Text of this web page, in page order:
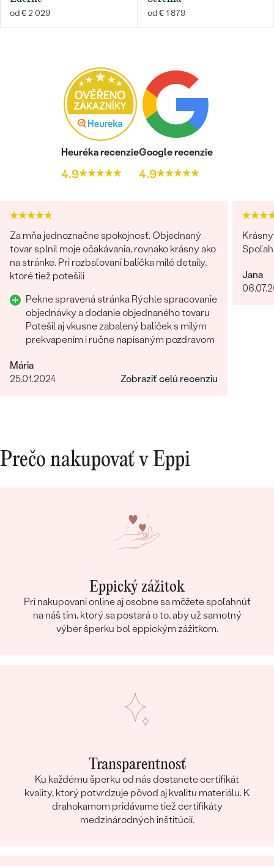
od € 2 029 od € 1 879
Heuréka recenzie
4.9
Google recenzie
4.9
Za mňa jednoznačne spokojnosť. Objednaný
tovar splnil moje očakávania, rovnako krásny ako
na stránke. Pri rozbaľovaní balíčka milé detaily,
ktoré tiež potešili
Pekne spravená stránka Rýchle spracovanie
objednávky a dodanie objednaného tovaru
Potešil aj vkusne zabalený balíček s milým
prekvapením i ručne napísaným pozdravom
Mária
25.01.2024
Zobraziť celú recenziu
Jana
Prečo nakupovať v Eppi
Eppický zážitok
Pri nakupovaní online aj osobne sa môžete spoľahnúť
na náš tím, ktorý sa postará o to, aby už samotný
výber šperku bol eppickým zážitkom.
Transparentnosť
Ku každému šperku od nás dostanete certifikát
kvality, ktorý potvrdzuje pôvod aj kvalitu materiálu. K
drahokamom pridávame tiež certifikáty
medzinárodných inštitúcií.